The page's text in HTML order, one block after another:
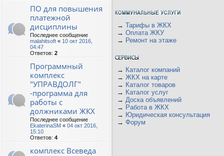
ПО для повышения
платежной
дисциплины
Последнее сообщение
malahitsoft « 10 окт 2016,
04:47
Ответов: 2
Программный
комплекс
"УПРАВДОЛГ"
-программа для
работы с
должниками ЖКХ
Последнее сообщение
EkaterinaSM « 04 окт 2016,
15:10
Ответов: 4
комплекс Всеведа
→ Тарифы в ЖКХ
→ Оплата ЖКУ
→ Ремонт на этаже
→ Каталог компаний
→ ЖКХ на карте
→ Каталог товаров
→ Каталог услуг
→ Доска объявлений
→ Работа в ЖКХ
→ Юридическая консультация
→ Форум